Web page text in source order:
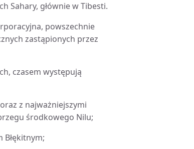
Sahary, głównie w Tibesti.
powszechnie
zastąpionych przez
czasem występują
z najważniejszymi
środkowego Nilu;